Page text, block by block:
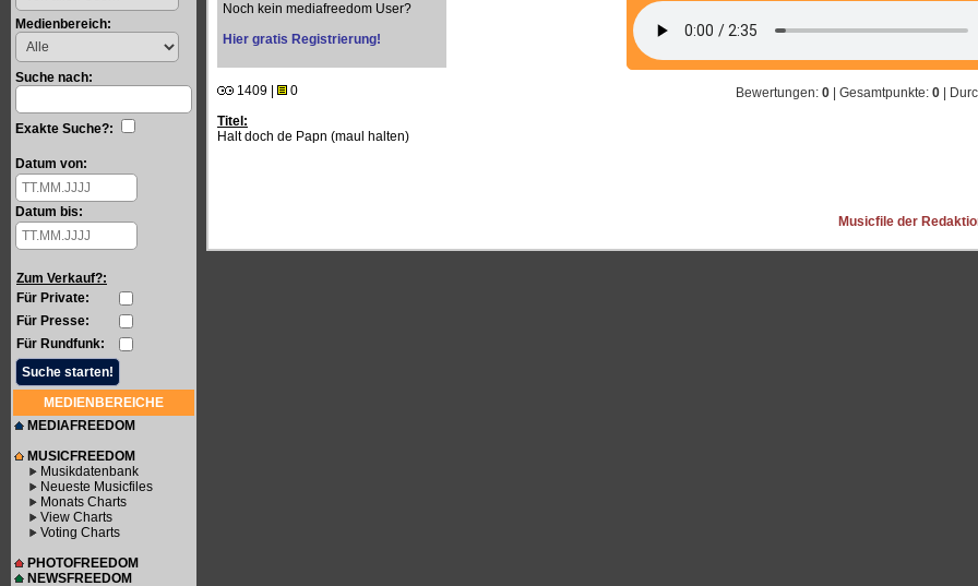
Medienbereich:
Suche nach:
Exakte Suche?:
Datum von:
Datum bis:
Zum Verkauf?:
Für Private:
Für Presse:
Für Rundfunk:
MEDIENBEREICHE
MEDIAFREEDOM
MUSICFREEDOM
Musikdatenbank
Neueste Musicfiles
Monats Charts
View Charts
Voting Charts
PHOTOFREEDOM
NEWSFREEDOM
Noch kein mediafreedom User?
Hier gratis Registrierung!
1409 |
0
Titel:
Halt doch de Papn (maul halten)
Bewertungen: 0 | Gesamtpunkte: 0 |
Musicfile der